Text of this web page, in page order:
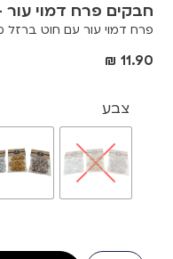
חבקים פרח דמוי עור – 9
פרח דמוי עור עם חוט
₪ 11.90
צבע